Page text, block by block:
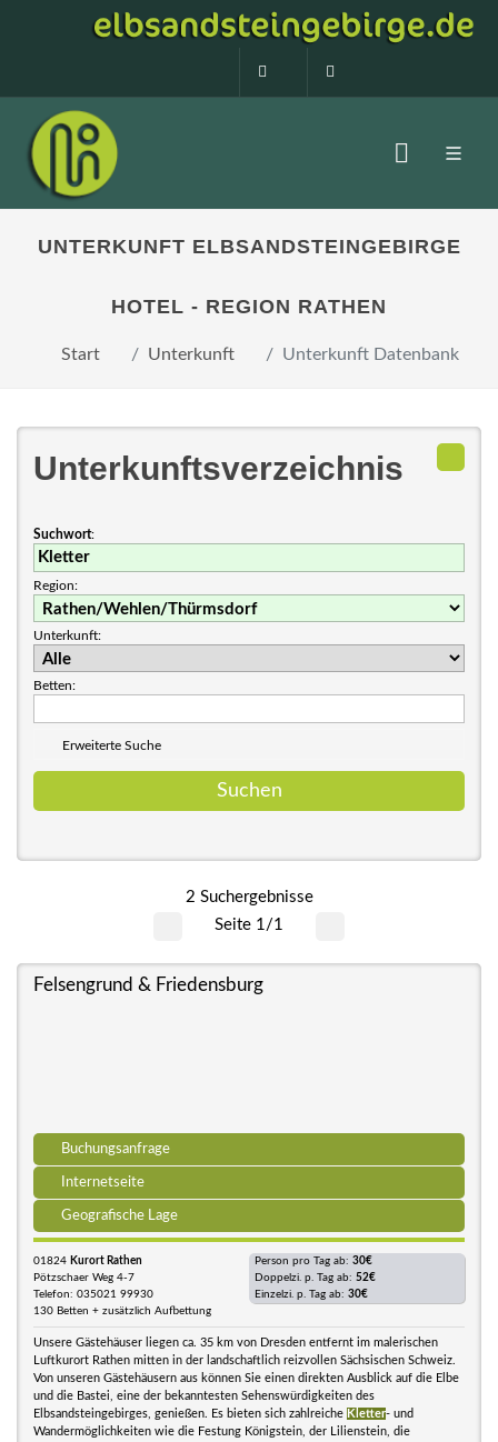
0160 99873408
UNTERKUNFT ELBSANDSTEINGEBIRGE
HOTEL - REGION RATHEN
Start Unterkunft Unterkunft Datenbank
Unterkunftsverzeichnis
Suchwort:
Region:
Unterkunft:
Betten:
Erweiterte Suche
2 Suchergebnisse
Seite 1/1
Felsengrund & Friedensburg
Buchungsanfrage
Internetseite
Geografische Lage
01824 Kurort Rathen
Pötzschaer Weg 4-7
Telefon: 035021 99930
130 Betten + zusätzlich Aufbettung
Person pro Tag ab: 30€
Doppelzi. p. Tag ab: 52€
Einzelzi. p. Tag ab: 30€
Unsere Gästehäuser liegen ca. 35 km von Dresden entfernt im malerischen
Luftkurort Rathen mitten in der landschaftlich reizvollen Sächsischen Schweiz.
Von unseren Gästehäusern aus können Sie einen direkten Ausblick auf die Elbe
und die Bastei, eine der bekanntesten Sehenswürdigkeiten des
Elbsandsteingebirges, genießen. Es bieten sich zahlreiche Kletter- und
Wandermöglichkeiten wie die Festung Königstein, der Lilienstein, die